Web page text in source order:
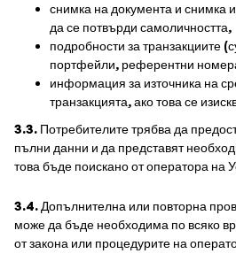
снимка на документа и снимка
да се потвърди самоличността,
подробности за транзакциите
портфейли, референтни
информация за източника на
транзакцията, ако това се
3.3. Потребителите трябва да
пълни данни и да представят
това бъде поискано от оператора на
3.4. Допълнителна или повторна
може да бъде необходима по всяко
от закона или процедурите на